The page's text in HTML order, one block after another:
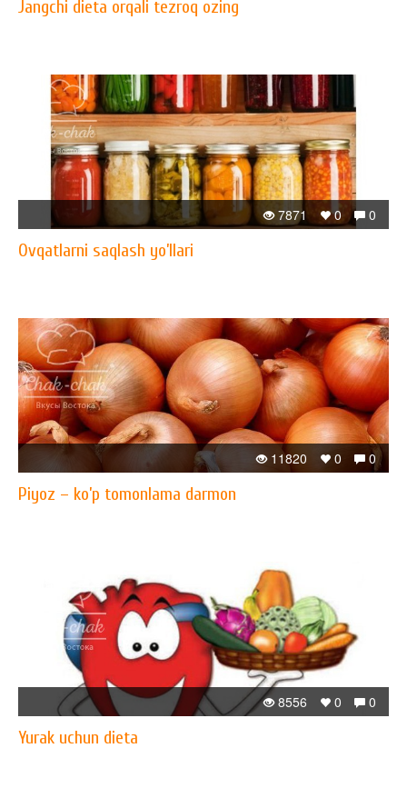
Jangchi dieta orqali tezroq ozing
0
0
7871
Ovqatlarni saqlash yo’llari
0
0
11820
Piyoz – ko’p tomonlama darmon
0
0
8556
Yurak uchun dieta